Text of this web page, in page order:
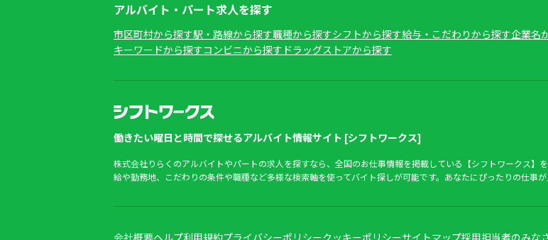
アルバイト・パート求人を探す
市区町村から探す駅・路線から探す職種から探すシフトから探す給与・こだわりから探す企業名
キーワードから探すコンビニから探す ドラッグストアから探す
働きたい曜日と時間で探せるアルバイト情報サイト [シフトワークス]
株式会社りらくのアルバイトやパートの求人を探すなら、全国のお仕事情報を掲載している【シフトワークス
給や勤務地、こだわりの条件や職種など多様な検索軸を使ってバイト探しが可能です。あなたにぴったりの仕事が
会社概要ヘルプ利用規約プライバシーポリシークッキーポリシーサイトマップ採用担当者のみな